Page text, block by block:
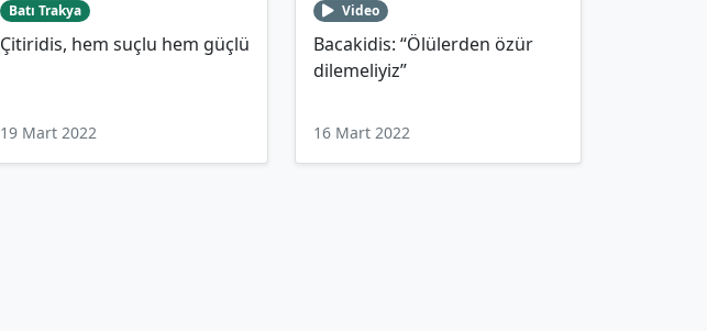
Batı Trakya
Çitiridis, hem suçlu hem güçlü
19 Mart 2022
Video
Bacakidis: “Ölülerden özür
dilemeliyiz”
16 Mart 2022